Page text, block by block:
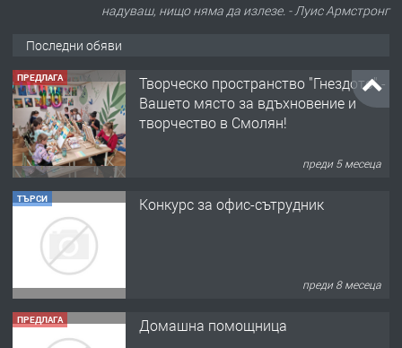
надуваш, нищо няма да излезе. - Луис Армстронг
Последни обяви
ПРЕДЛАГА
Творческо пространство "Гнездото" -
Вашето място за вдъхновение и
творчество в Смолян!
преди 5 месеца
ТЪРСИ Конкурс за офис-сътрудник
преди 8 месеца
ПРЕДЛАГА Домашна помощница